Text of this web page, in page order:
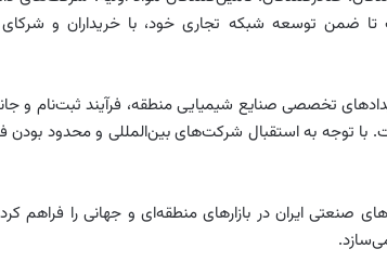
ضمن توسعه شبکه تجاری خود، با خریداران و شرکای
تخصصی صنایع شیمیایی منطقه، فرآیند ثبت‌نام و
با توجه به استقبال شرکت‌های بین‌المللی و محدود بودن
صنعتی ایران در بازارهای منطقه‌ای و جهانی را فراهم